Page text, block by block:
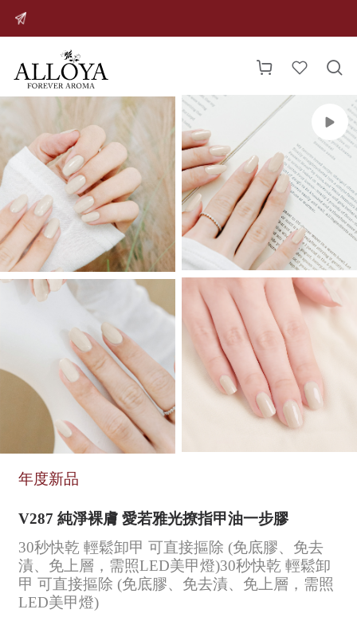
  

年度新品
V287 純淨裸膚 愛若雅光撩指甲油一步膠
30秒快乾 輕鬆卸甲 可直接摳除 (免底膠、免去
漬、免上層，需照LED美甲燈)30秒快乾 輕鬆卸
甲 可直接摳除 (免底膠、免去漬、免上層，需照
LED美甲燈)